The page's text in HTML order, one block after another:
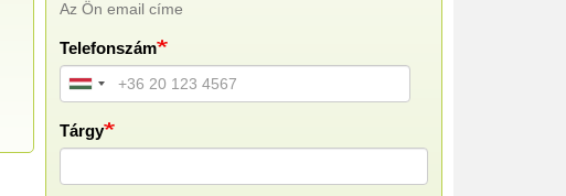
Az Ön email címe
Telefonszám
Tárgy